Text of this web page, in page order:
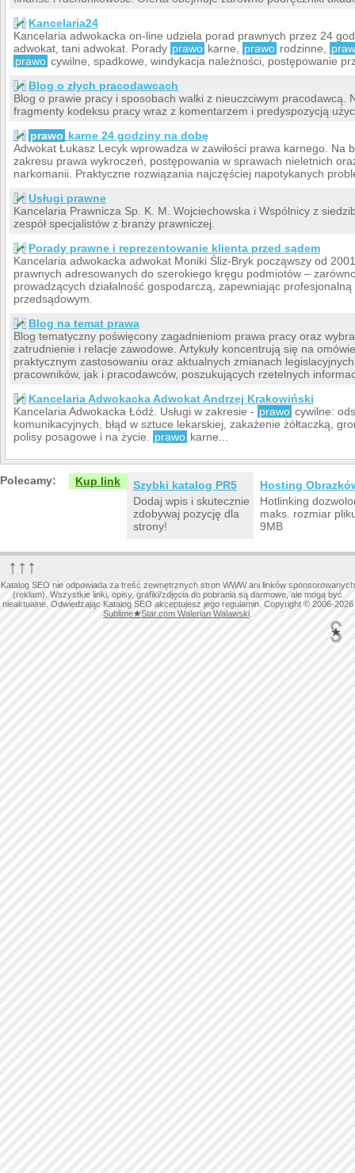
Kancelaria24
Kancelaria adwokacka on-line udziela porad prawnych przez 24
adwokat, tani adwokat. Porady prawo karne, prawo rodzinne,
prawo cywilne, spadkowe, windykacja należności, postępowanie
Blog o złych pracodawcach
Blog o prawie pracy i sposobach walki z nieuczciwym pracodawcą.
fragmenty kodeksu pracy wraz z komentarzem i predyspozycją
prawo karne 24 godziny na dobę
Adwokat Łukasz Lecyk wprowadza w zawiłości prawa karnego. Na
zakresu prawa wykroczeń, postępowania w sprawach nieletnich
narkomanii. Praktyczne rozwiązania najczęściej napotykanych
Usługi prawne
Kancelaria Prawnicza Sp. K. M. Wojciechowska i Wspólnicy z
zespół specjalistów z branży prawniczej.
Porady prawne i reprezentowanie klienta przed sądem
Kancelaria adwokacka adwokat Moniki Śliz-Bryk począwszy od
prawnych adresowanych do szerokiego kręgu podmiotów –
prowadzących działalność gospodarczą, zapewniając
przedsądowym.
Blog na temat prawa
Blog tematyczny poświęcony zagadnieniom prawa pracy oraz
zatrudnienie i relacje zawodowe. Artykuły koncentrują się na
praktycznym zastosowaniu oraz aktualnych zmianach
pracowników, jak i pracodawców, poszukujących rzetelnych
Kancelaria Adwokacka Adwokat Andrzej Krakowiński
Kancelaria Adwokacka Łódź. Usługi w zakresie - prawo cywilne:
komunikacyjnych, błąd w sztuce lekarskiej, zakażenie żółtaczką,
polisy posagowe i na życie.
prawo karne...
Polecamy: Kup link
Szybki katalog PR5
Dodaj wpis i skutecznie
zdobywaj pozycję dla
strony!
Hosting
Hotlinking
maks. rozmiar
9MB
↑↑↑
Katalog SEO nie odpowiada za treść zewnętrznych stron WWW ani linków sponsorowanych
(reklam). Wszystkie linki, opisy, grafiki/zdjęcia do pobrania są darmowe, ale mogą być
nieaktualne. Odwiedzając Katalog SEO akceptujesz jego regulamin. Copyright © 2006-2026
Sublime★Star.com Walerian Walawski